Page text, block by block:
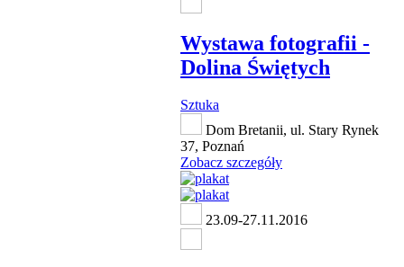
Wystawa fotografii -
Dolina Świętych
Sztuka
Dom Bretanii, ul. Stary Rynek
37, Poznań
Zobacz szczegóły
23.09-27.11.2016